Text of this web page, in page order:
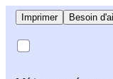
Imprimer Besoin